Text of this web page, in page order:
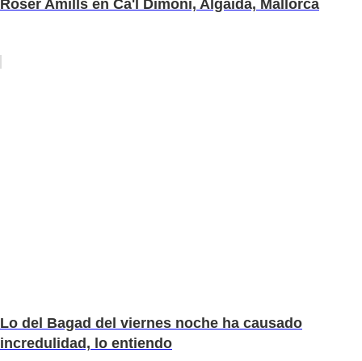
Roser Amills en Ca'l Dimoni, Algaida, Mallorca
Lo del Bagad del viernes noche ha causado
incredulidad, lo entiendo